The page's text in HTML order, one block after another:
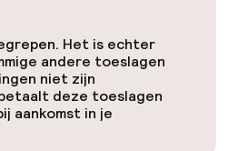
Het is echter
andere toeslagen
niet zijn
deze toeslagen
aankomst in je